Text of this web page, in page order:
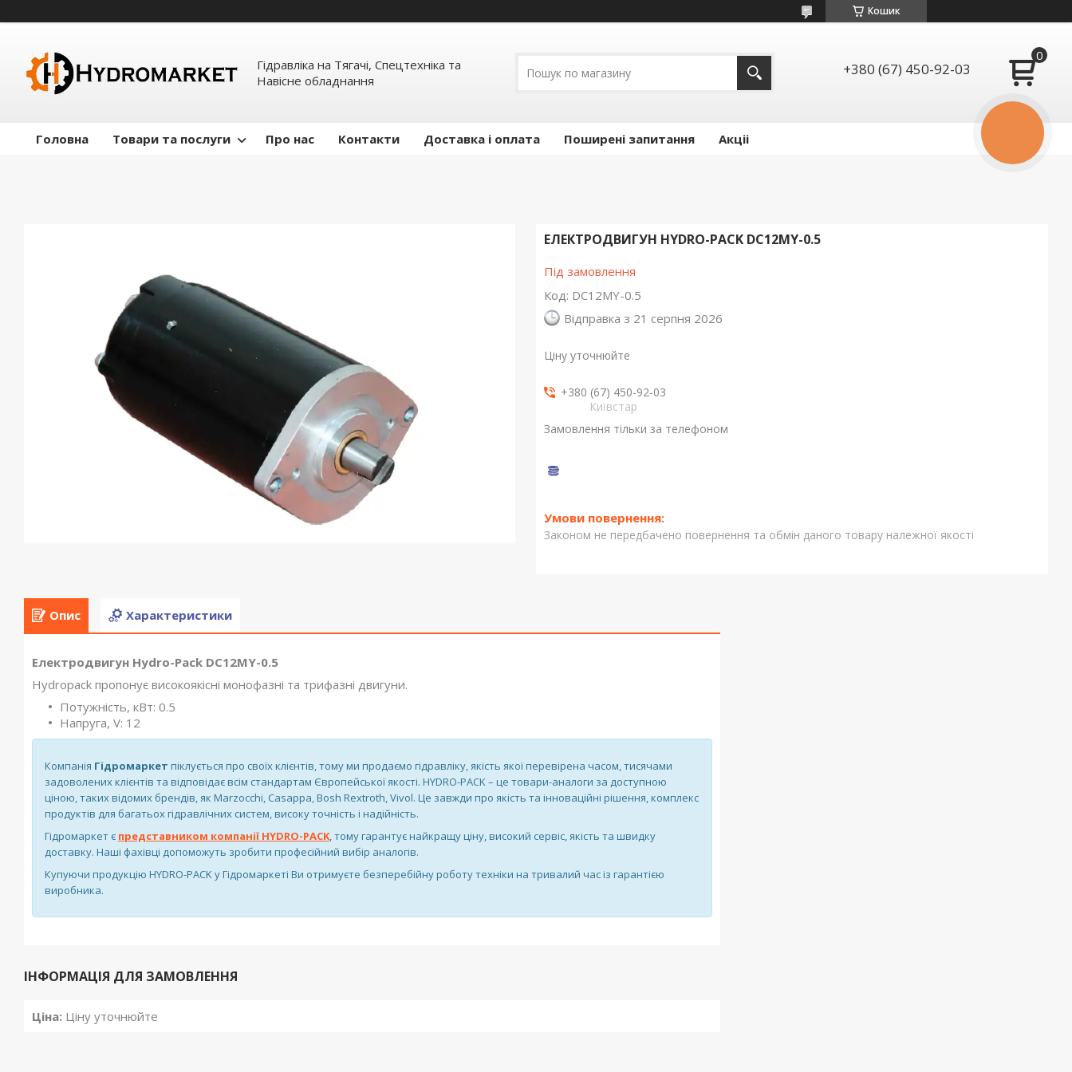
Кошик
Гідравліка на Тягачі, Спецтехніка та
Навісне обладнання
+380 (67) 450-92-03
Головна Товари та послуги Про нас Контакти Доставка і оплата Поширені запитання Акціі
ЕЛЕКТРОДВИГУН HYDRO-PACK DC12MY-0.5
Під замовлення
Код: DC12MY-0.5
Відправка з 21 серпня 2026
Ціну уточнюйте
+380 (67) 450-92-03
Київстар
Замовлення тільки за телефоном
Законом не передбачено повернення та обмін даного товару належної якості
Опис Характеристики
Електродвигун Hydro-Pack DC12MY-0.5
Hydropack пропонує високоякісні монофазні та трифазні двигуни.
Потужність, кВт: 0.5
Напруга, V: 12
Компанія Гідромаркет піклується про своїх клієнтів, тому ми продаємо гідравліку, якість якої перевірена часом, тисячами
задоволених клієнтів та відповідає всім стандартам Європейської якості. HYDRO-PACK – це товари-аналоги за доступною
ціною, таких відомих брендів, як Marzocchi, Casappa, Bosh Rextroth, Vivol. Це завжди про якість та інноваційні рішення, комплекс
продуктів для багатьох гідравлічних систем, високу точність і надійність.
Гідромаркет є представником компанії HYDRO-PACK, тому гарантує найкращу ціну, високий сервіс, якість та швидку
доставку. Наші фахівці допоможуть зробити професійний вибір аналогів.
Купуючи продукцію HYDRO-PACK у Гідромаркеті Ви отримуєте безперебійну роботу техніки на тривалий час із гарантією
виробника.
ІНФОРМАЦІЯ ДЛЯ ЗАМОВЛЕННЯ
Ціна: Ціну уточнюйте